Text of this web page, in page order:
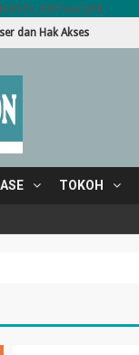
dan Hak Akses
dan DBMS
TOKOH